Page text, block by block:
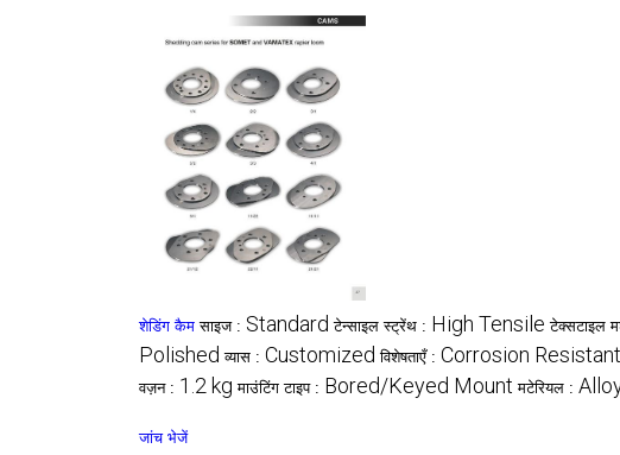
शेडिंग कैम साइज : Standard टेन्साइल स्ट्रेंथ : High Tensile टेक्सटाइल
Polished व्यास : Customized विशेषताएँ : Corrosion
वज़न : 1.2 kg माउंटिंग टाइप : Bored/Keyed Mount मटेरियल :
जांच भेजें